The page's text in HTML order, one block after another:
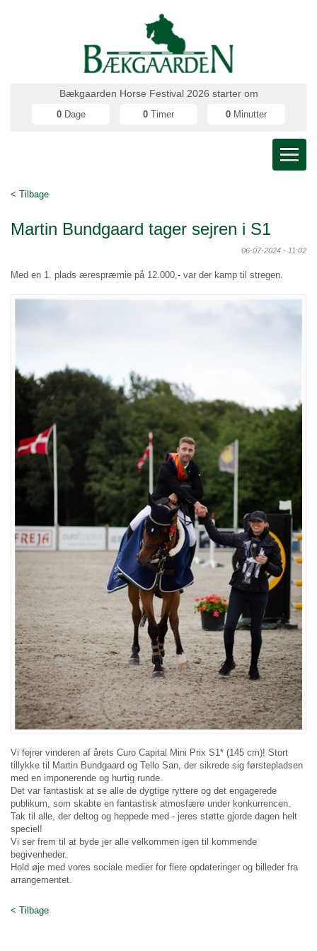
Bækgaarden Horse Festival 2026 starter om
0 Dage 0 Timer 0 Minutter
< Tilbage
Martin Bundgaard tager sejren i S1
06-07-2024 - 11:02
Med en 1. plads ærespræmie på 12.000,- var der kamp til stregen.
Vi fejrer vinderen af årets Curo Capital Mini Prix S1* (145 cm)! Stort
tillykke til Martin Bundgaard og Tello San, der sikrede sig førstepladsen
med en imponerende og hurtig runde.
Det var fantastisk at se alle de dygtige ryttere og det engagerede
publikum, som skabte en fantastisk atmosfære under konkurrencen.
Tak til alle, der deltog og heppede med - jeres støtte gjorde dagen helt
speciel!
Vi ser frem til at byde jer alle velkommen igen til kommende
begivenheder.
Hold øje med vores sociale medier for flere opdateringer og billeder fra
arrangementet.
< Tilbage